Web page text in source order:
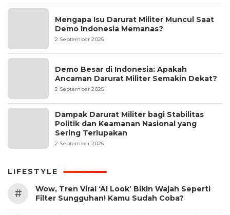
Mengapa Isu Darurat Militer Muncul Saat
Demo Indonesia Memanas?
2 September 2025
Demo Besar di Indonesia: Apakah
Ancaman Darurat Militer Semakin Dekat?
2 September 2025
Dampak Darurat Militer bagi Stabilitas
Politik dan Keamanan Nasional yang
Sering Terlupakan
2 September 2025
LIFESTYLE
#
Wow, Tren Viral ‘AI Look’ Bikin Wajah Seperti
Filter Sungguhan! Kamu Sudah Coba?